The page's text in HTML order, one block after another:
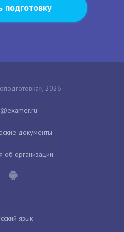
подготовку
2026
документы
об организации
язык